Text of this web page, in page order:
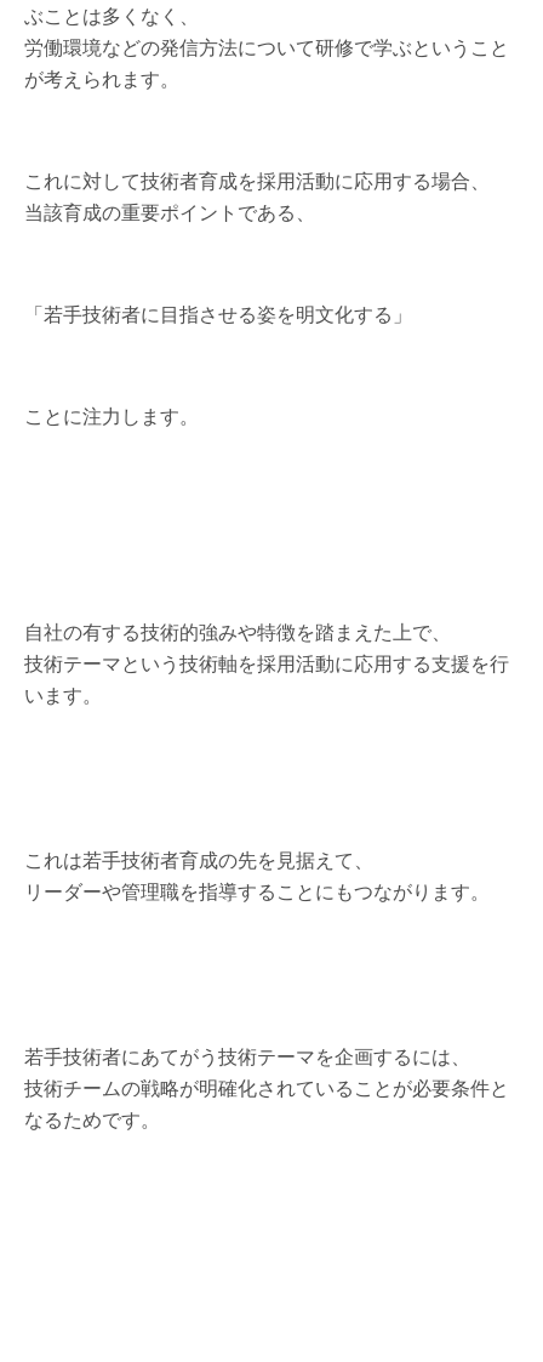
ぶことは多くなく、
労働環境などの発信方法について研修で学ぶということ
が考えられます。
これに対して技術者育成を採用活動に応用する場合、
当該育成の重要ポイントである、
「若手技術者に目指させる姿を明文化する」
ことに注力します。
自社の有する技術的強みや特徴を踏まえた上で、
技術テーマという技術軸を採用活動に応用する支援を行
います。
これは若手技術者育成の先を見据えて、
リーダーや管理職を指導することにもつながります。
若手技術者にあてがう技術テーマを企画するには、
技術チームの戦略が明確化されていることが必要条件と
なるためです。